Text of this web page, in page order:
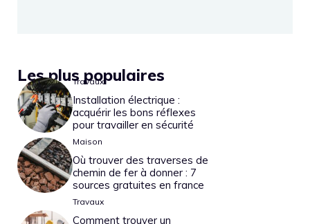
Les plus populaires
Travaux
Installation électrique :
acquérir les bons réflexes
pour travailler en sécurité
Maison
Où trouver des traverses de
chemin de fer à donner : 7
sources gratuites en france
Travaux
Comment trouver un